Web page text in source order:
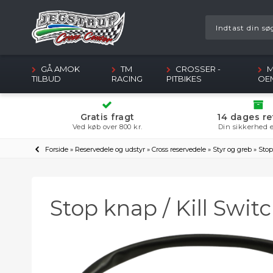
GÅ AMOK
TILBUD
TM
RACING
CROSSER -
PITBIKES
Gratis fragt
Ved køb over 800 kr.
14 dages
Din sikkerhed
Forside » Reservedele og udstyr » Cross reservedele » Styr og greb »
Stop knap / Kill